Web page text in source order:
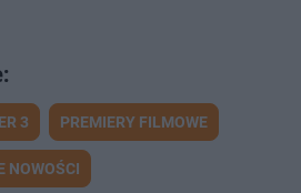
3 PREMIERY FILMOWE
NOWOŚCI